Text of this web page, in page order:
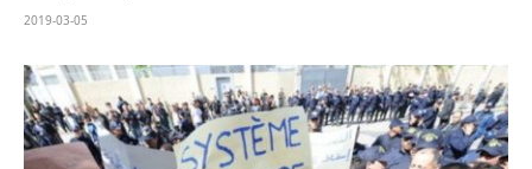
2019-03-05